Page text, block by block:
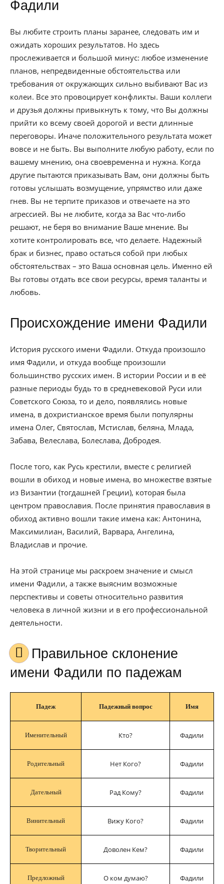
Фадили
Вы любите строить планы заранее, следовать им и
ожидать хороших результатов. Но здесь
прослеживается и большой минус: любое изменение
планов, непредвиденные обстоятельства или
требования от окружающих сильно выбивают Вас из
колеи. Все это провоцирует конфликты. Ваши коллеги
и друзья должны привыкнуть к тому, что Вы должны
прийти ко всему своей дорогой и вести длинные
переговоры. Иначе положительного результата может
вовсе и не быть. Вы выполните любую работу, если по
вашему мнению, она своевременна и нужна. Когда
другие пытаются приказывать Вам, они должны быть
готовы услышать возмущение, упрямство или даже
гнев. Вы не терпите приказов и отвечаете на это
агрессией. Вы не любите, когда за Вас что-либо
решают, не беря во внимание Ваше мнение. Вы
хотите контролировать все, что делаете. Надежный
брак и бизнес, право остаться собой при любых
обстоятельствах – это Ваша основная цель. Именно ей
Вы готовы отдать все свои ресурсы, время таланты и
любовь.
Происхождение имени Фадили
История русского имени Фадили. Откуда произошло
имя Фадили, и откуда вообще произошли
большинство русских имен. В истории России и в её
разные периоды будь то в средневековой Руси или
Советского Союза, то и дело, появлялись новые
имена, в дохристианское время были популярны
имена Олег, Святослав, Мстислав, беляна, Млада,
Забава, Велеслава, Болеслава, Добродея.
После того, как Русь крестили, вместе с религией
вошли в обиход и новые имена, во множестве взятые
из Византии (тогдашней Греции), которая была
центром православия. После принятия православия в
обиход активно вошли такие имена как: Антонина,
Максимилиан, Василий, Варвара, Ангелина,
Владислав и прочие.
На этой странице мы раскроем значение и смысл
имени Фадили, а также выясним возможные
перспективы и советы относительно развития
человека в личной жизни и в его профессиональной
деятельности.
Правильное склонение
имени Фадили по падежам
Падеж Падежный вопрос Имя
Именительный Кто? Фадили
Родительный Нет Кого? Фадили
Дательный Рад Кому? Фадили
Винительный Вижу Кого? Фадили
Творительный Доволен Кем? Фадили
Предложный О ком думаю? Фадили